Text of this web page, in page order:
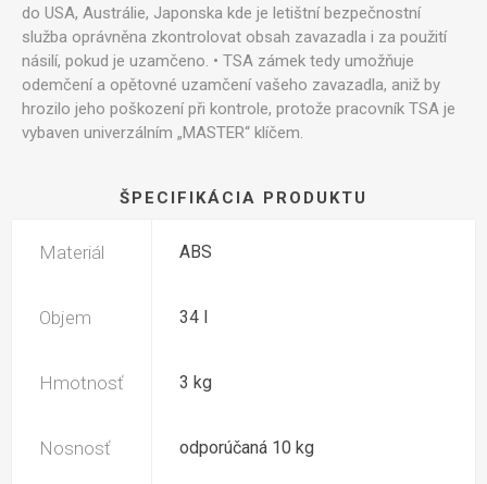
do USA, Austrálie, Japonska kde je letištní bezpečnostní
služba oprávněna zkontrolovat obsah zavazadla i za použití
násilí, pokud je uzamčeno. • TSA zámek tedy umožňuje
odemčení a opětovné uzamčení vašeho zavazadla, aniž by
hrozilo jeho poškození při kontrole, protože pracovník TSA je
vybaven univerzálním „MASTER“ klíčem.
ŠPECIFIKÁCIA PRODUKTU
Materiál ABS
Objem 34 l
Hmotnosť 3 kg
Nosnosť odporúčaná 10 kg